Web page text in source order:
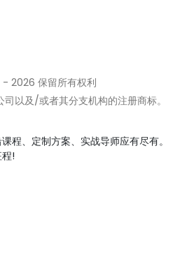
- 2026 保留所有权利
以及/或者其分支机构的注册商标。
程、定制方案、实战导师应有尽有。
!